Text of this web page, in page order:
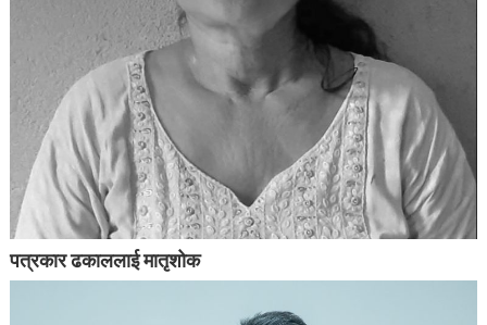
पत्रकार ढकाललाई मातृशोक